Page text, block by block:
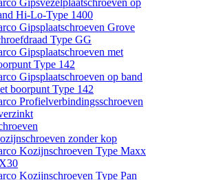
Gipsvezelplaatschroeven op
Hi-Lo-Type 1400
Gipsplaatschroeven Grove
Type GG
Gipsplaatschroeven met
Type 142
Gipsplaatschroeven op band
boorpunt Type 142
Profielverbindingsschroeven
zonder kop
Kozijnschroeven Type Maxx
Kozijnschroeven Type Pan